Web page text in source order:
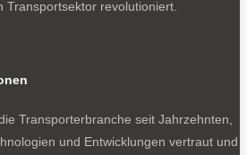
Transportsektor revolutioniert.
Transporterbranche seit Jahrzehnten,
und Entwicklungen vertraut und